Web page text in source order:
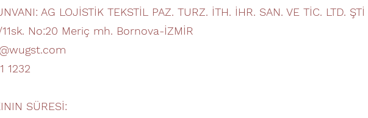
AG LOJİSTİK TEKSTİL PAZ. TURZ. İTH. İHR. SAN. VE TİC. LTD. ŞTİ
11sk. No:20 Meriç mh. Bornova-İZMİR
1232
SÜRESİ: